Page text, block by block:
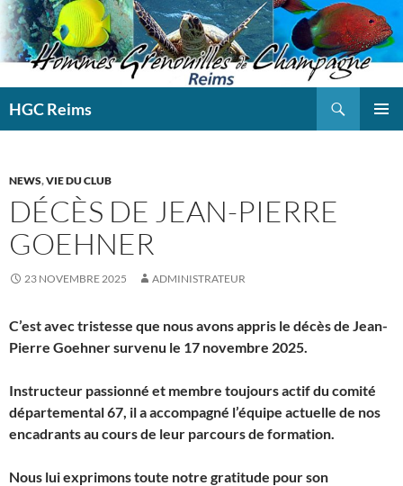
Aller
au
contenu
HGC Reims
NEWS,VIE DU CLUB
DÉCÈS DE JEAN-PIERRE
GOEHNER
23 NOVEMBRE 2025 ADMINISTRATEUR
C’est avec tristesse que nous avons appris le décès de Jean-
Pierre Goehner survenu le 17 novembre 2025.
Instructeur passionné et membre toujours actif du comité
départemental 67, il a accompagné l’équipe actuelle de nos
encadrants au cours de leur parcours de formation.
Nous lui exprimons toute notre gratitude pour son